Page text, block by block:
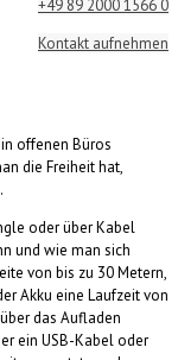
+49 89 2000 1566 0
Kontakt aufnehmen
offenen Büros
die Freiheit hat,
oder über Kabel
und wie man sich
von bis zu 30 Metern,
Akku eine Laufzeit von
das Aufladen
ein USB-Kabel oder